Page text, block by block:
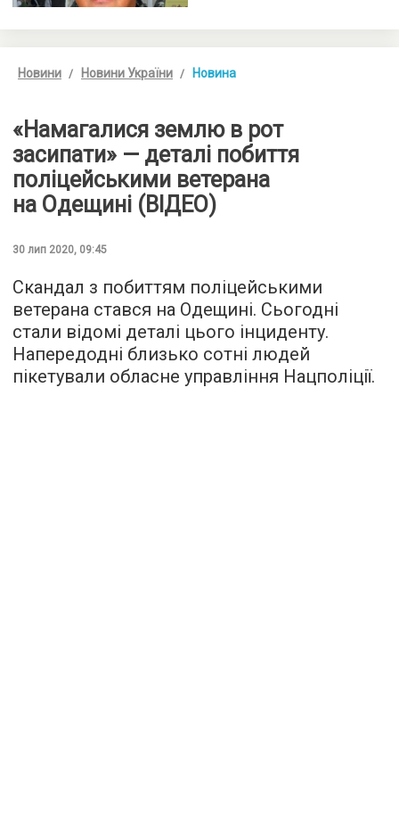
Новини Новини України Новина
«Намагалися землю в рот
засипати» — деталі побиття
поліцейськими ветерана
на Одещині (ВІДЕО)
30 лип 2020, 09:45
Скандал з побиттям поліцейськими
ветерана стався на Одещині. Сьогодні
стали відомі деталі цього інциденту.
Напередодні близько сотні людей
пікетували обласне управління Нацполіції.